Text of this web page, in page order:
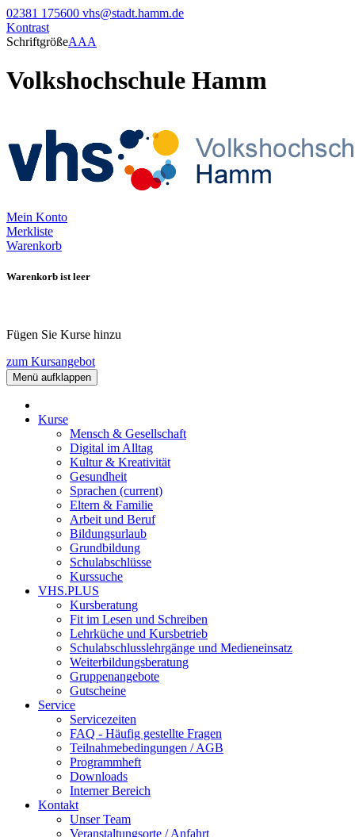
02381 175600 vhs@stadt.hamm.de
Kontrast
SchriftgrößeAAA
Volkshochschule Hamm
Mein Konto
Merkliste
Warenkorb
Warenkorb ist leer
Fügen Sie Kurse hinzu
zum Kursangebot
Menü aufklappen
Kurse
Mensch & Gesellschaft
Digital im Alltag
Kultur & Kreativität
Gesundheit
Sprachen (current)
Eltern & Familie
Arbeit und Beruf
Bildungsurlaub
Grundbildung
Schulabschlüsse
Kurssuche
VHS.PLUS
Kursberatung
Fit im Lesen und Schreiben
Lehrküche und Kursbetrieb
Schulabschlusslehrgänge und Medieneinsatz
Weiterbildungsberatung
Gruppenangebote
Gutscheine
Service
Servicezeiten
FAQ - Häufig gestellte Fragen
Teilnahmebedingungen / AGB
Programmheft
Downloads
Interner Bereich
Kontakt
Unser Team
Veranstaltungsorte / Anfahrt